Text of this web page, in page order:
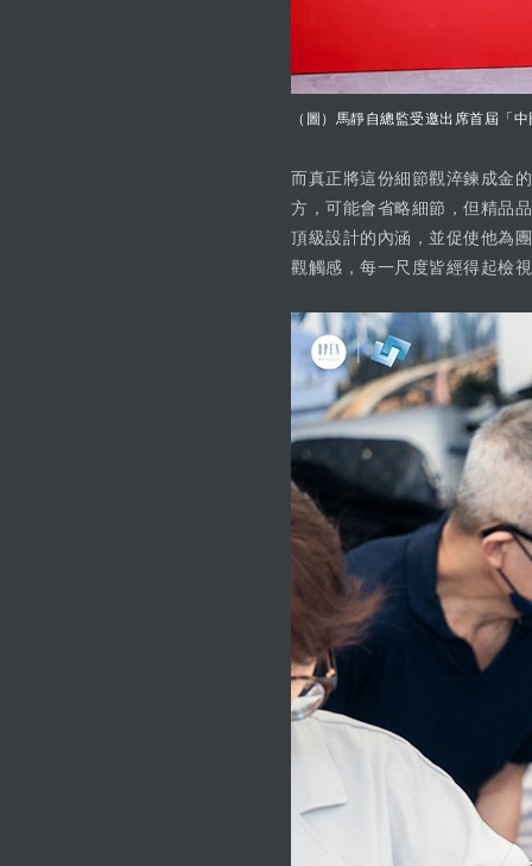
（圖）馬靜自總監受邀出席首屆「
而真正將這份細節觀淬鍊成金
方，可能會省略細節，但精品
頂級設計的內涵，並促使他為
觀觸感，每一尺度皆經得起檢